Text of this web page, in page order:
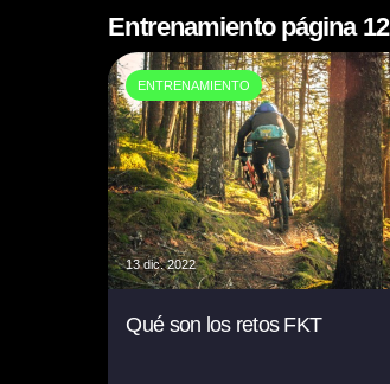
Entrenamiento página 12
ENTRENAMIENTO
13 dic. 2022
Qué son los retos FKT